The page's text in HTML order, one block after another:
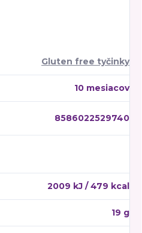
Gluten free tyčinky
10 mesiacov
8586022529740
2009 kJ / 479 kcal
19 g